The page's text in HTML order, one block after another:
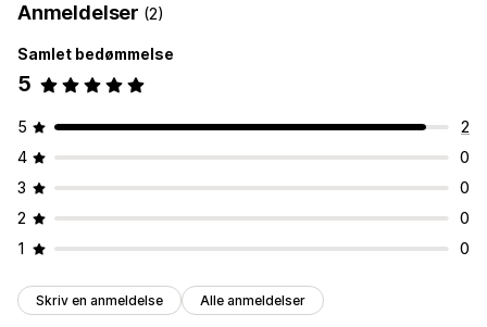
Anmeldelser (2)
Samlet bedømmelse
5
5
2
4
0
3
0
2
0
1
0
Skriv en anmeldelse Alle anmeldelser